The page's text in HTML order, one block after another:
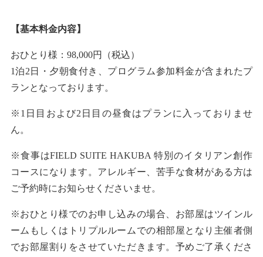
【基本料金内容】
おひとり様：98,000円（税込）
1泊2日・夕朝食付き、プログラム参加料金が含まれたプ
ランとなっております。
※1日目および2日目の昼食はプランに入っておりませ
ん。
※食事はFIELD SUITE HAKUBA 特別のイタリアン創作
コースになります。アレルギー、苦手な食材がある方は
ご予約時にお知らせくださいませ。
※おひとり様でのお申し込みの場合、お部屋はツインル
ームもしくはトリプルルームでの相部屋となり主催者側
でお部屋割りをさせていただきます。予めご了承くださ